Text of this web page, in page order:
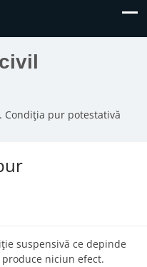
Condiţia pur potestativă
suspensivă ce depinde
niciun efect.